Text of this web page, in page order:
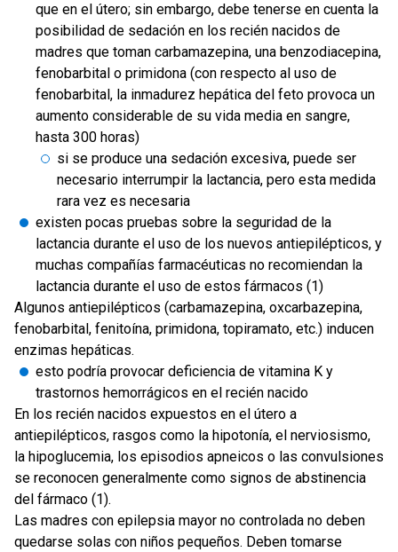
que en el útero; sin embargo, debe tenerse en cuenta la
posibilidad de sedación en los recién nacidos de
madres que toman carbamazepina, una benzodiacepina,
fenobarbital o primidona (con respecto al uso de
fenobarbital, la inmadurez hepática del feto provoca un
aumento considerable de su vida media en sangre,
hasta 300 horas)
si se produce una sedación excesiva, puede ser
necesario interrumpir la lactancia, pero esta medida
rara vez es necesaria
existen pocas pruebas sobre la seguridad de la
lactancia durante el uso de los nuevos antiepilépticos, y
muchas compañías farmacéuticas no recomiendan la
lactancia durante el uso de estos fármacos (1)
Algunos antiepilépticos (carbamazepina, oxcarbazepina,
fenobarbital, fenitoína, primidona, topiramato, etc.) inducen
enzimas hepáticas.
esto podría provocar deficiencia de vitamina K y
trastornos hemorrágicos en el recién nacido
En los recién nacidos expuestos en el útero a
antiepilépticos, rasgos como la hipotonía, el nerviosismo,
la hipoglucemia, los episodios apneicos o las convulsiones
se reconocen generalmente como signos de abstinencia
del fármaco (1).
Las madres con epilepsia mayor no controlada no deben
quedarse solas con niños pequeños. Deben tomarse